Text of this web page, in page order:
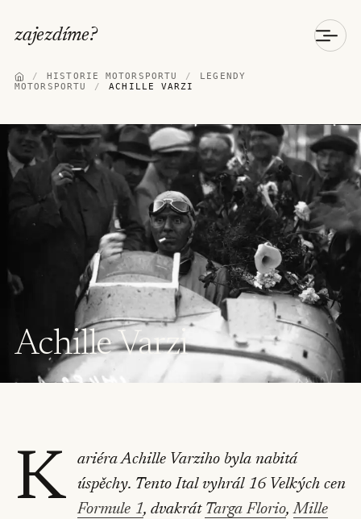
zajezdíme?
/ HISTORIE MOTORSPORTU /
LEGENDY
MOTORSPORTU
/ ACHILLE VARZI
Achille Varzi
K
ariéra Achille Varziho byla nabitá
úspěchy. Tento Ital vyhrál 16 Velkých cen
Formule 1, dvakrát Targa Florio,Mille